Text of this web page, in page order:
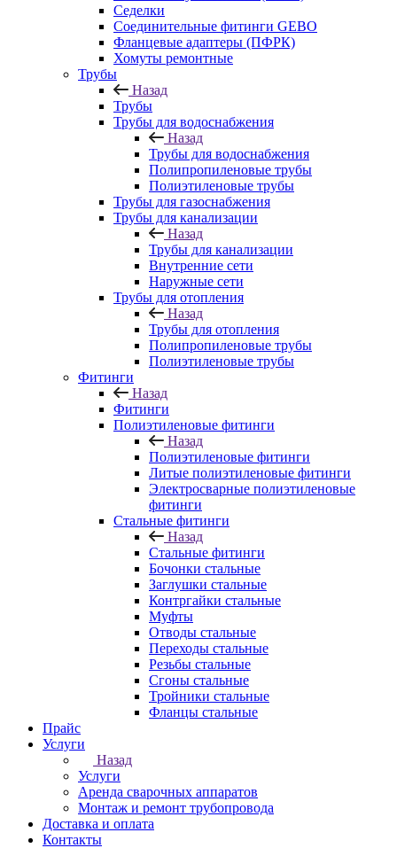
Седелки
Соединительные фитинги GEBO
Фланцевые адаптеры (ПФРК)
Хомуты ремонтные
Трубы
Назад
Трубы
Трубы для водоснабжения
Назад
Трубы для водоснабжения
Полипропиленовые трубы
Полиэтиленовые трубы
Трубы для газоснабжения
Трубы для канализации
Назад
Трубы для канализации
Внутренние сети
Наружные сети
Трубы для отопления
Назад
Трубы для отопления
Полипропиленовые трубы
Полиэтиленовые трубы
Фитинги
Назад
Фитинги
Полиэтиленовые фитинги
Назад
Полиэтиленовые фитинги
Литые полиэтиленовые фитинги
Электросварные полиэтиленовые
фитинги
Стальные фитинги
Назад
Стальные фитинги
Бочонки стальные
Заглушки стальные
Контргайки стальные
Муфты
Отводы стальные
Переходы стальные
Резьбы стальные
Сгоны стальные
Тройники стальные
Фланцы стальные
Прайс
Услуги
Назад
Услуги
Аренда сварочных аппаратов
Монтаж и ремонт трубопровода
Доставка и оплата
Контакты